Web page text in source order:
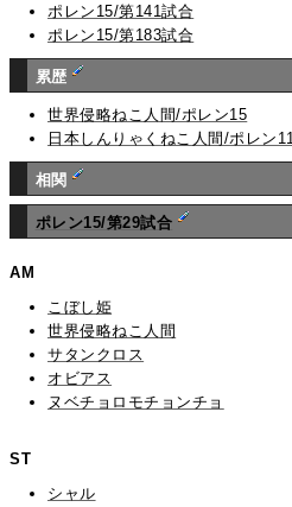
ポレン15/第141試合
ポレン15/第183試合
累歴
世界侵略ねこ人間/ポレン15
日本しんりゃくねこ人間/ポレン11
相関
ポレン15/第29試合
AM
こぼし姫
世界侵略ねこ人間
サタンクロス
オビアス
ヌベチョロモチョンチョ
ST
シャル